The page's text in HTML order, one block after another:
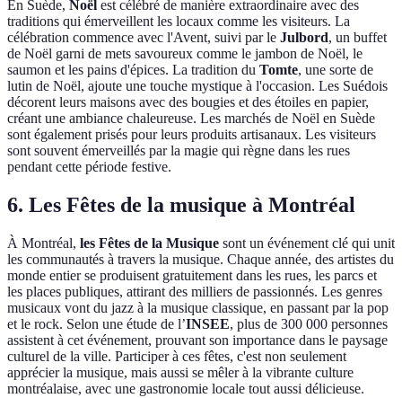
En Suède, Noël est célébré de manière extraordinaire avec des
traditions qui émerveillent les locaux comme les visiteurs. La
célébration commence avec l'Avent, suivi par le Julbord, un buffet
de Noël garni de mets savoureux comme le jambon de Noël, le
saumon et les pains d'épices. La tradition du Tomte, une sorte de
lutin de Noël, ajoute une touche mystique à l'occasion. Les Suédois
décorent leurs maisons avec des bougies et des étoiles en papier,
créant une ambiance chaleureuse. Les marchés de Noël en Suède
sont également prisés pour leurs produits artisanaux. Les visiteurs
sont souvent émerveillés par la magie qui règne dans les rues
pendant cette période festive.
6. Les Fêtes de la musique à Montréal
À Montréal, les Fêtes de la Musique sont un événement clé qui unit
les communautés à travers la musique. Chaque année, des artistes du
monde entier se produisent gratuitement dans les rues, les parcs et
les places publiques, attirant des milliers de passionnés. Les genres
musicaux vont du jazz à la musique classique, en passant par la pop
et le rock. Selon une étude de l’INSEE, plus de 300 000 personnes
assistent à cet événement, prouvant son importance dans le paysage
culturel de la ville. Participer à ces fêtes, c'est non seulement
apprécier la musique, mais aussi se mêler à la vibrante culture
montréalaise, avec une gastronomie locale tout aussi délicieuse.